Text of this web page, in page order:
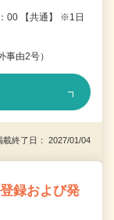
00 【共通】 ※1日
由2号）
終了日： 2027/01/04
録および発